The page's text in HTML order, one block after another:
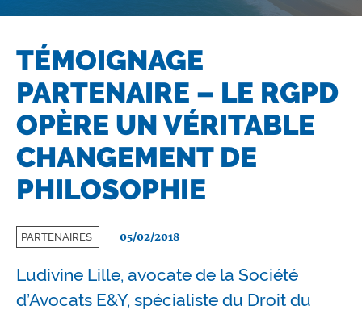
du
TÉMOIGNAGE
PARTENAIRE – LE RGPD
OPÈRE UN VÉRITABLE
CHANGEMENT DE
PHILOSOPHIE
PARTENAIRES 05/02/2018
Ludivine Lille, avocate de la Société
d’Avocats E&Y, spécialiste du Droit du